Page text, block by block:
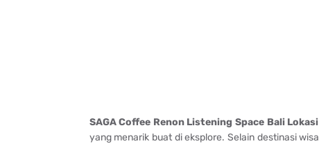
SAGA Coffee Renon Listening Space Bali
yang menarik buat di eksplore. Selain destinasi